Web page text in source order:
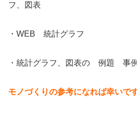
フ、図表
・WEB 統計グラフ
・統計グラフ、図表の 例題 事例
モノづくりの参考になれば幸いで